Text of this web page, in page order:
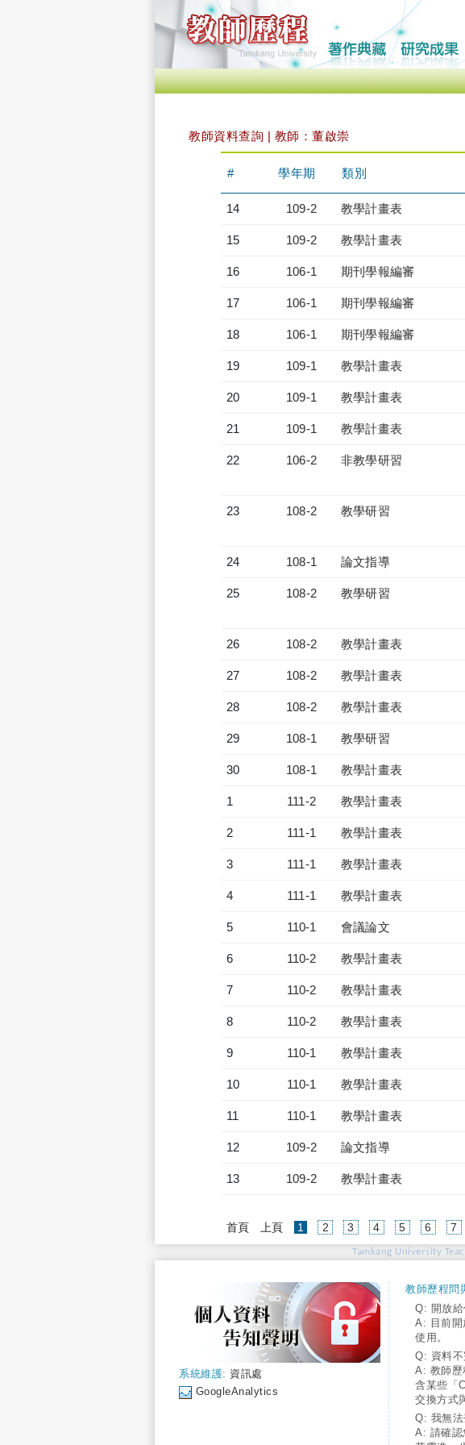
教師資料查詢 | 教師：董啟崇
# 學年期 類別
14 109-2 教學計畫表
15 109-2 教學計畫表
16 106-1 期刊學報編審
17 106-1 期刊學報編審
18 106-1 期刊學報編審
19 109-1 教學計畫表
20 109-1 教學計畫表
21 109-1 教學計畫表
22 106-2 非教學研習
23 108-2 教學研習
24 108-1 論文指導
25 108-2 教學研習
26 108-2 教學計畫表
27 108-2 教學計畫表
28 108-2 教學計畫表
29 108-1 教學研習
30 108-1 教學計畫表
1 111-2 教學計畫表
2 111-1 教學計畫表
3 111-1 教學計畫表
4 111-1 教學計畫表
5 110-1 會議論文
6 110-2 教學計畫表
7 110-2 教學計畫表
8 110-2 教學計畫表
9 110-1 教學計畫表
10 110-1 教學計畫表
11 110-1 教學計畫表
12 109-2 論文指導
13 109-2 教學計畫表
首頁 上頁 1 (current)
2 3 4 5 6 7
Tamkang University
系統維護: 資訊處
GoogleAnalytics
教師歷程問
Q: 開放
A: 目前開
使用。
Q: 資料
A: 教師歷
含某些「
交換方式
Q: 我無
A: 請確認